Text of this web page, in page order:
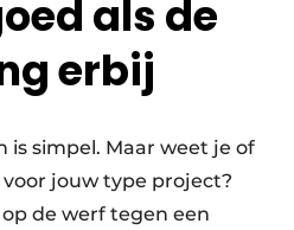
als de
erbij
is simpel. Maar weet je of
jouw type project?
de werf tegen een